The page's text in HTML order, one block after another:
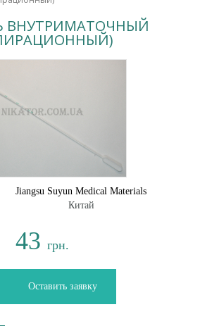
ВНУТРИМАТОЧНЫЙ
Jiangsu Suyun Medical Materials
Китай
43 грн.
Оставить заявку